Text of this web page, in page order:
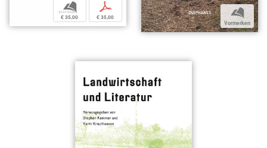
b
€ 35,00
p
€ 35,00 b
Vormerken